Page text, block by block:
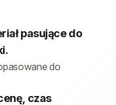
pasujące do
do
czas